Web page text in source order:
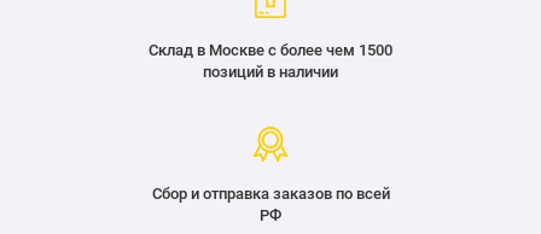
Склад в Москве с более чем 1500
позиций в наличии
Сбор и отправка заказов по всей
РФ